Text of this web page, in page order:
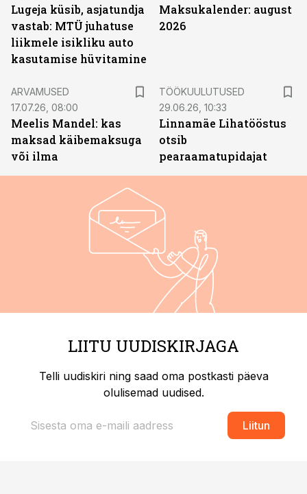
Lugeja küsib, asjatundja
vastab: MTÜ juhatuse
liikmele isikliku auto
kasutamise hüvitamine
Maksukalender: august
2026
ARVAMUSED
17.07.26, 08:00
Meelis Mandel: kas
maksad käibemaksuga
või ilma
TÖÖKUULUTUSED
29.06.26, 10:33
Linnamäe Lihatööstus
otsib
pearaamatupidajat
LIITU UUDISKIRJAGA
Telli uudiskiri ning saad oma postkasti päeva
olulisemad uudised.
Liitun